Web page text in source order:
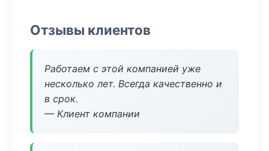
Отзывы клиентов
Работаем с этой компанией уже
несколько лет. Всегда качественно и
в срок.
— Клиент компании